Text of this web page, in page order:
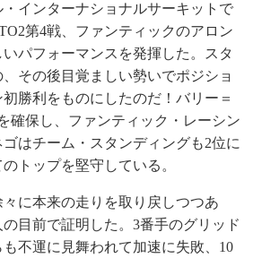
インターナショナルサーキットで
第4戦、ファンティックのアロン
パフォーマンスを発揮した。スタ
その後目覚ましい勢いでポジショ
勝利をものにしたのだ！バリー＝
確保し、ファンティック・レーシン
はチーム・スタンディングも2位に
トップを堅守している。
に本来の走りを取り戻しつつあ
目前で証明した。3番手のグリッド
不運に見舞われて加速に失敗、10